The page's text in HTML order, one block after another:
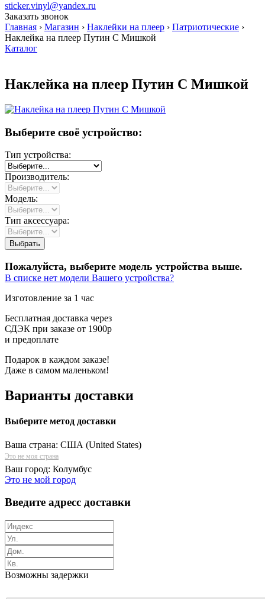
sticker.vinyl@yandex.ru
Заказать звонок
Главная › Магазин › Наклейки на плеер › Патриотические ›
Наклейка на плеер Путин С Мишкой
Каталог
Наклейка на плеер Путин С Мишкой
Выберите своё устройство:
Тип устройства:
Производитель:
Модель:
Тип аксессуара:
Пожалуйста, выберите модель устройства выше.
В списке нет модели Вашего устройства?
Изготовление за 1 час
Бесплатная доставка через
СДЭК при заказе от 1900р
и предоплате
Подарок в каждом заказе!
Даже в самом маленьком!
Варианты доставки
Выберите метод доставки
Ваша страна: США (United States)
Это не моя страна
Ваш город: Колумбус
Это не мой город
Введите адресс доставки
Возможны задержки